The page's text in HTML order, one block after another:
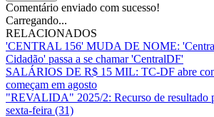
Comentário enviado com sucesso!
Carregando...
RELACIONADOS
'CENTRAL 156' MUDA DE NOME:
Cidadão' passa a se chamar 'CentralDF'
SALÁRIOS DE R$ 15 MIL: TC-DF abre
começam em agosto
"REVALIDA" 2025/2: Recurso de resultado
sexta-feira (31)